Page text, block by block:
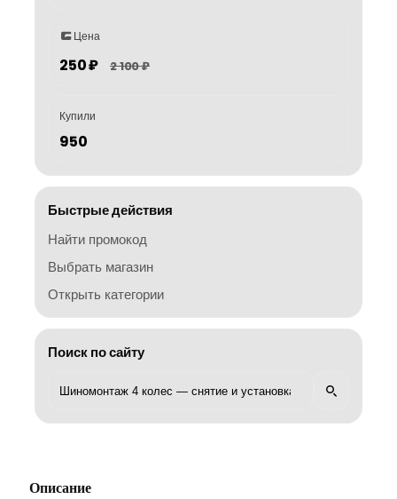
Цена
250 ₽ 2 100 ₽
Купили
950
Быстрые действия
Найти промокод
Выбрать магазин
Открыть категории
Поиск по сайту
Описание